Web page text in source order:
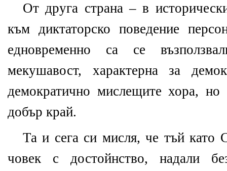
От друга страна – в
към диктаторско поведение
едновременно са се
мекушавост, характерна за
демократично мислещите хора,
добър край.
Та и сега си мисля, че тъй като
човек с достойнство, надали